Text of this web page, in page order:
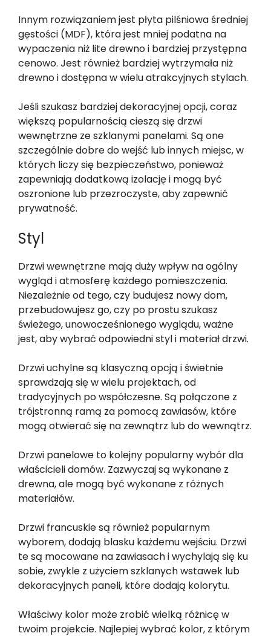
Innym rozwiązaniem jest płyta pilśniowa średniej
gęstości (MDF), która jest mniej podatna na
wypaczenia niż lite drewno i bardziej przystępna
cenowo. Jest również bardziej wytrzymała niż
drewno i dostępna w wielu atrakcyjnych stylach.
Jeśli szukasz bardziej dekoracyjnej opcji, coraz
większą popularnością cieszą się drzwi
wewnętrzne ze szklanymi panelami. Są one
szczególnie dobre do wejść lub innych miejsc, w
których liczy się bezpieczeństwo, ponieważ
zapewniają dodatkową izolację i mogą być
oszronione lub przezroczyste, aby zapewnić
prywatność.
Styl
Drzwi wewnętrzne mają duży wpływ na ogólny
wygląd i atmosferę każdego pomieszczenia.
Niezależnie od tego, czy budujesz nowy dom,
przebudowujesz go, czy po prostu szukasz
świeżego, unowocześnionego wyglądu, ważne
jest, aby wybrać odpowiedni styl i materiał drzwi.
Drzwi uchylne są klasyczną opcją i świetnie
sprawdzają się w wielu projektach, od
tradycyjnych po współczesne. Są połączone z
trójstronną ramą za pomocą zawiasów, które
mogą otwierać się na zewnątrz lub do wewnątrz.
Drzwi panelowe to kolejny popularny wybór dla
właścicieli domów. Zazwyczaj są wykonane z
drewna, ale mogą być wykonane z różnych
materiałów.
Drzwi francuskie są również popularnym
wyborem, dodają blasku każdemu wejściu. Drzwi
te są mocowane na zawiasach i wychylają się ku
sobie, zwykle z użyciem szklanych wstawek lub
dekoracyjnych paneli, które dodają kolorytu.
Właściwy kolor może zrobić wielką różnicę w
twoim projekcie. Najlepiej wybrać kolor, z którym